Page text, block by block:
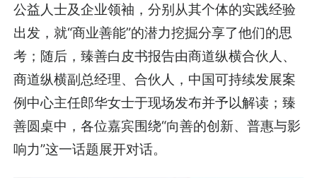
公益人士及企业领袖，分别从其个体的实践经验
出发，就“商业善能”的潜力挖掘分享了他们的思
考；随后，臻善白皮书报告由商道纵横合伙人、
商道纵横副总经理、合伙人，中国可持续发展案
例中心主任郎华女士于现场发布并予以解读；臻
善圆桌中，各位嘉宾围绕“向善的创新、普惠与影
响力”这一话题展开对话。